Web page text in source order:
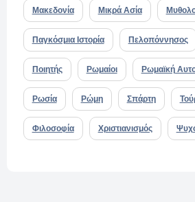
Μακεδονία Μικρά Ασία
Παγκόσμια Ιστορία Πελοπόννησος
Ποιητής Ρωμαίοι Ρωμαϊκή
Ρωσία Ρώμη Σπάρτη
Φιλοσοφία Χριστιανισμός